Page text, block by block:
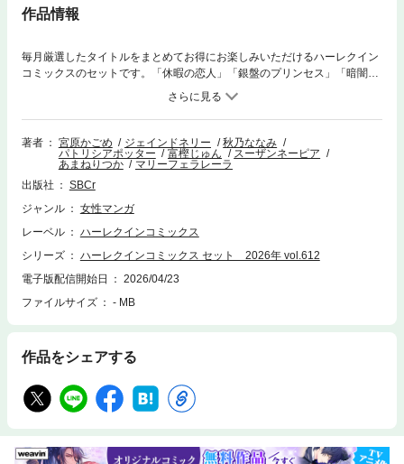
作品情報
毎月厳選したタイトルをまとめてお得にお楽しみいただけるハーレクイン
コミックスのセットです。「休暇の恋人」「銀盤のプリンセス」「暗闇の
エンジェル」「偽りの館」の４話をまとめて収録。
著者 宮原かごめ ジェインドネリー
秋乃ななみ
パトリシアポッター
富樫じゅん
スーザンネーピア
あまねりつか
マリーフェラレーラ
出版社
SBCr
ジャンル
女性マンガ
レーベル
ハーレクインコミックス
シリーズ
ハーレクインコミックス セット 2026年 vol.612
電子版配信開始日
2026/04/23
ファイルサイズ
- MB
作品をシェアする